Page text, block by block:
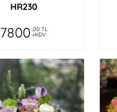
HR230
7800 ,00 TL
+KDV